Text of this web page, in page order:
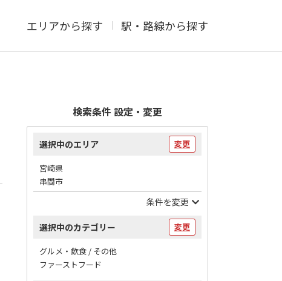
エリアから探す 駅・路線から探す
検索条件 設定・変更
選択中のエリア 変更
宮崎県
串間市
条件を変更
選択中のカテゴリー 変更
グルメ・飲食 / その他
ファーストフード